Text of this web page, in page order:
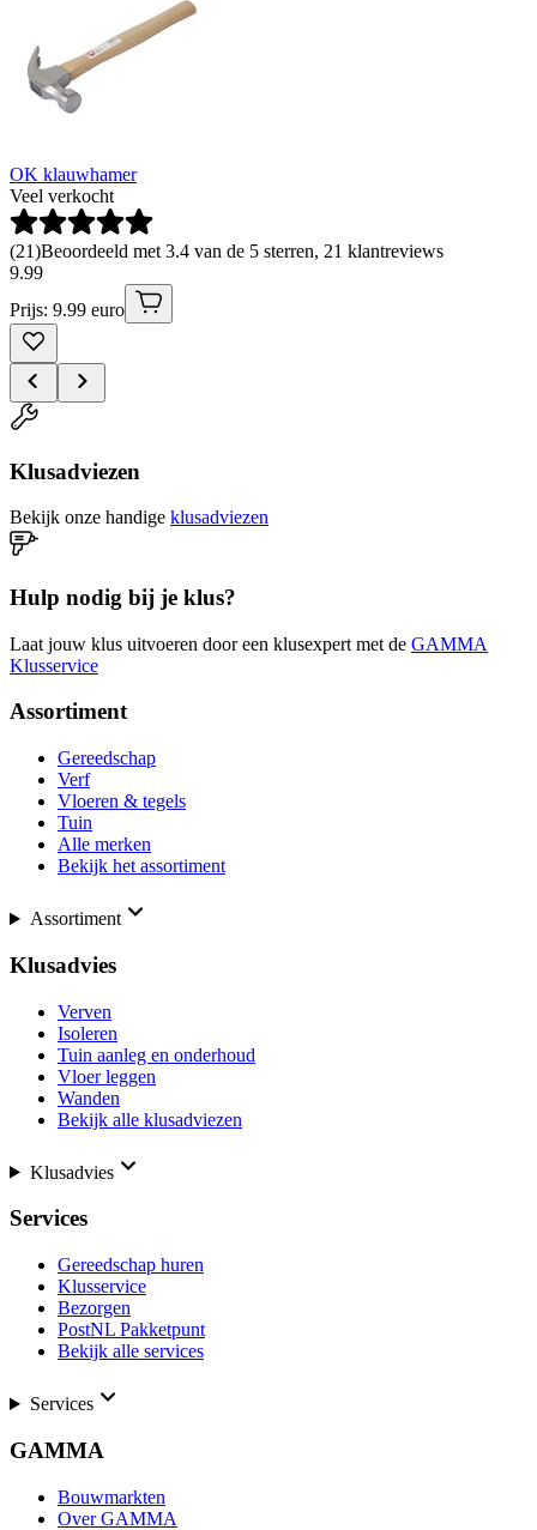
OK klauwhamer
Veel verkocht
(21)Beoordeeld met 3.4 van de 5 sterren, 21 klantreviews
9.99
Prijs: 9.99 euro
Klusadviezen
Bekijk onze handige klusadviezen
Hulp nodig bij je klus?
Laat jouw klus uitvoeren door een klusexpert met de GAMMA
Klusservice
Assortiment
Gereedschap
Verf
Vloeren & tegels
Tuin
Alle merken
Bekijk het assortiment
Assortiment
Klusadvies
Verven
Isoleren
Tuin aanleg en onderhoud
Vloer leggen
Wanden
Bekijk alle klusadviezen
Klusadvies
Services
Gereedschap huren
Klusservice
Bezorgen
PostNL Pakketpunt
Bekijk alle services
Services
GAMMA
Bouwmarkten
Over GAMMA